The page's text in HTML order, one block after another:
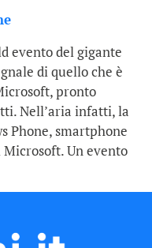
evento del gigante
di quello che è
pronto
Nell’aria infatti, la
Phone, smartphone
Un evento